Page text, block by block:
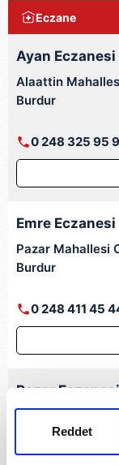
Reddet
Eczane
Ayan Eczanesi
Alaattin
Burdur
0 248 325 95
Emre Eczanesi
Pazar Mahallesi
Burdur
0 248 411 45
Pazar Eczanesi
Pazar Mahallesi,
Burdur